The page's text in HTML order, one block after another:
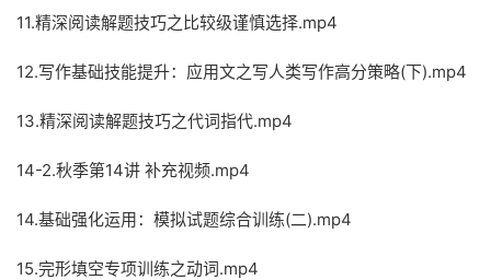
11.精深阅读解题技巧之比较级谨慎选择.mp4
12.写作基础技能提升：应用文之写人类写作高分策略(下).mp4
13.精深阅读解题技巧之代词指代.mp4
14-2.秋季第14讲 补充视频.mp4
14.基础强化运用：模拟试题综合训练(二).mp4
15.完形填空专项训练之动词.mp4